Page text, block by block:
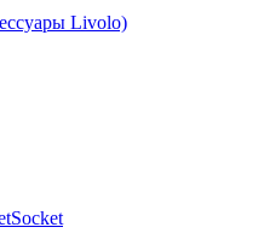
Livolo)